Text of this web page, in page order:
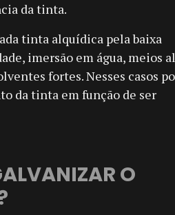
da tinta.
tinta alquídica pela baixa
imersão em água, meios
fortes. Nesses casos
da tinta em função de ser
O